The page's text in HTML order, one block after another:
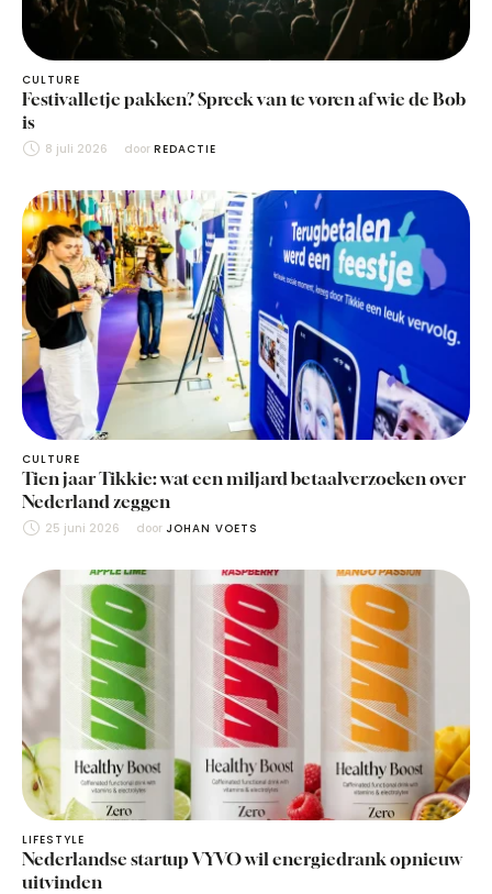
CULTURE
Festivalletje pakken? Spreek van te voren af wie de Bob
is
8 juli 2026 door REDACTIE
CULTURE
Tien jaar Tikkie: wat een miljard betaalverzoeken over
Nederland zeggen
25 juni 2026 door JOHAN VOETS
LIFESTYLE
Nederlandse startup VYVO wil energiedrank opnieuw
uitvinden